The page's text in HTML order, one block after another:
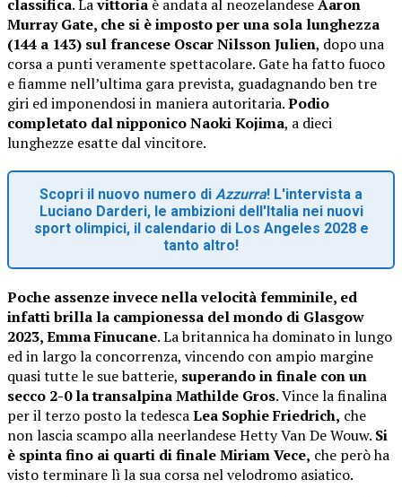
classifica. Lavittoria è andata al neozelandeseAaron
Murray Gate, che si è imposto per una sola lunghezza
(144 a 143) sul francese Oscar Nilsson Julien, dopo una
corsa a punti veramente spettacolare. Gate ha fatto fuoco
e fiamme nell’ultima gara prevista, guadagnando ben tre
giri ed imponendosi in maniera autoritaria.Podio
completato dal nipponico Naoki Kojima, a dieci
lunghezze esatte dal vincitore.
Scopri il nuovo numero di Azzurra! L'intervista a
Luciano Darderi, le ambizioni dell'Italia nei nuovi
sport olimpici, il calendario di Los Angeles 2028 e
tanto altro!
Poche assenze invece nella velocità femminile, ed
infatti brilla la campionessa del mondo di Glasgow
2023, Emma Finucane. La britannica ha dominato in lungo
ed in largo la concorrenza, vincendo con ampio margine
quasi tutte le sue batterie, superando in finale con un
secco 2-0 la transalpina Mathilde Gros. Vince la finalina
per il terzo posto la tedescaLea Sophie Friedrich, che
non lascia scampo alla neerlandese Hetty Van De Wouw. Si
è spinta fino ai quarti di finale Miriam Vece, che però ha
visto terminare lì la sua corsa nel velodromo asiatico.